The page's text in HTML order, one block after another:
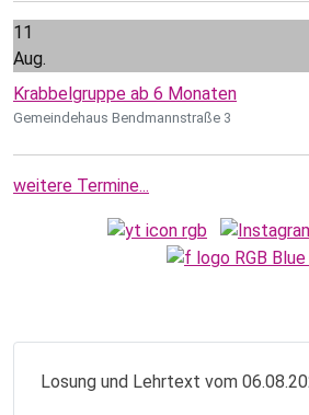
11
Aug.
Krabbelgruppe ab 6 Monaten
Gemeindehaus Bendmannstraße 3
weitere Termine...
Losung und Lehrtext vom